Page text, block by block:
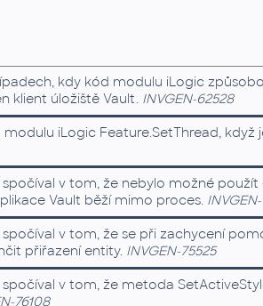
kdy kód modulu iLogic
klient úložiště Vault. INVGEN-62528
modulu iLogic Feature.SetThread,
spočíval v tom, že nebylo možné
Vault běží mimo proces.
v tom, že se při zachycení
přiřazení entity. INVGEN-75525
v tom, že metoda
76108